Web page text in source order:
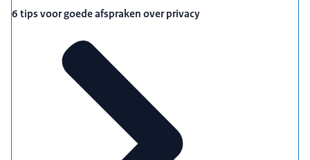
6 tips voor goede afspraken over privacy